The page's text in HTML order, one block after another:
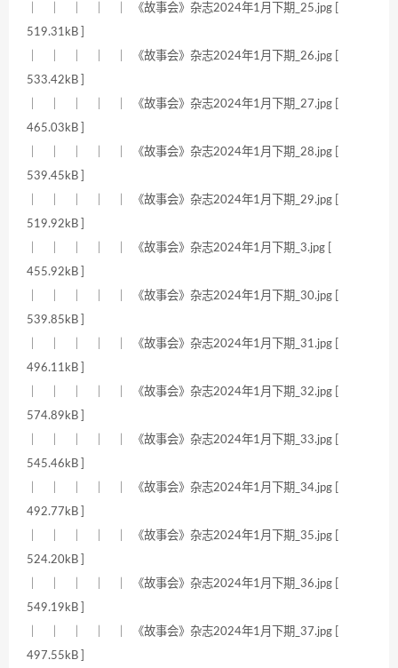
｜ ｜ ｜ ｜ ｜ 《故事会》杂志2024年1月下期_25.jpg [
519.31kB ]
｜ ｜ ｜ ｜ ｜ 《故事会》杂志2024年1月下期_26.jpg [
533.42kB ]
｜ ｜ ｜ ｜ ｜ 《故事会》杂志2024年1月下期_27.jpg [
465.03kB ]
｜ ｜ ｜ ｜ ｜ 《故事会》杂志2024年1月下期_28.jpg [
539.45kB ]
｜ ｜ ｜ ｜ ｜ 《故事会》杂志2024年1月下期_29.jpg [
519.92kB ]
｜ ｜ ｜ ｜ ｜ 《故事会》杂志2024年1月下期_3.jpg [
455.92kB ]
｜ ｜ ｜ ｜ ｜ 《故事会》杂志2024年1月下期_30.jpg [
539.85kB ]
｜ ｜ ｜ ｜ ｜ 《故事会》杂志2024年1月下期_31.jpg [
496.11kB ]
｜ ｜ ｜ ｜ ｜ 《故事会》杂志2024年1月下期_32.jpg [
574.89kB ]
｜ ｜ ｜ ｜ ｜ 《故事会》杂志2024年1月下期_33.jpg [
545.46kB ]
｜ ｜ ｜ ｜ ｜ 《故事会》杂志2024年1月下期_34.jpg [
492.77kB ]
｜ ｜ ｜ ｜ ｜ 《故事会》杂志2024年1月下期_35.jpg [
524.20kB ]
｜ ｜ ｜ ｜ ｜ 《故事会》杂志2024年1月下期_36.jpg [
549.19kB ]
｜ ｜ ｜ ｜ ｜ 《故事会》杂志2024年1月下期_37.jpg [
497.55kB ]